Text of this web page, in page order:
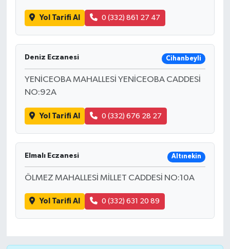
Yol Tarifi Al 0 (332) 861 27 47
Deniz Eczanesi Cihanbeyli
YENİCEOBA MAHALLESİ YENİCEOBA CADDESİ
NO:92A
Yol Tarifi Al 0 (332) 676 28 27
Elmalı Eczanesi Altınekin
ÖLMEZ MAHALLESİ MİLLET CADDESİ NO:10A
Yol Tarifi Al 0 (332) 631 20 89